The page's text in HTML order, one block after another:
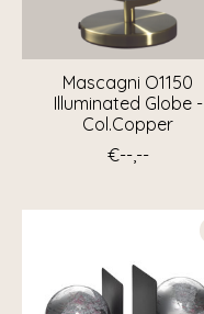
Mascagni O1150
Illuminated Globe -
Col.Copper
€--,--